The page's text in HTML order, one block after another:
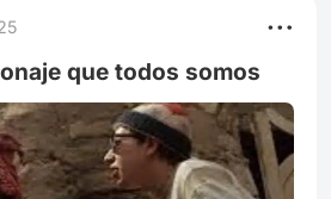
al profesor, un tipo que
de toda la Escuela de
divagaciones
que todos somos